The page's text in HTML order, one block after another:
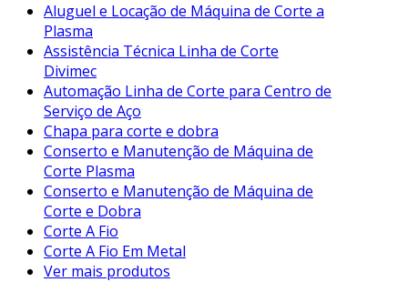
Aluguel e Locação de Máquina de Corte a
Plasma
Assistência Técnica Linha de Corte
Divimec
Automação Linha de Corte para Centro de
Serviço de Aço
Chapa para corte e dobra
Conserto e Manutenção de Máquina de
Corte Plasma
Conserto e Manutenção de Máquina de
Corte e Dobra
Corte A Fio
Corte A Fio Em Metal
Ver mais produtos